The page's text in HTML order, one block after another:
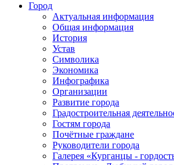
Город
Актуальная информация
Общая информация
История
Устав
Символика
Экономика
Инфографика
Организации
Развитие города
Градостроительная
Гостям города
Почётные граждане
Руководители города
Галерея «Курганцы -